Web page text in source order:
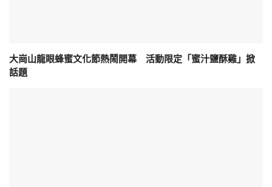
大崗山龍眼蜂蜜文化節熱鬧開幕 活動限定「蜜汁鹽酥雞」掀
話題